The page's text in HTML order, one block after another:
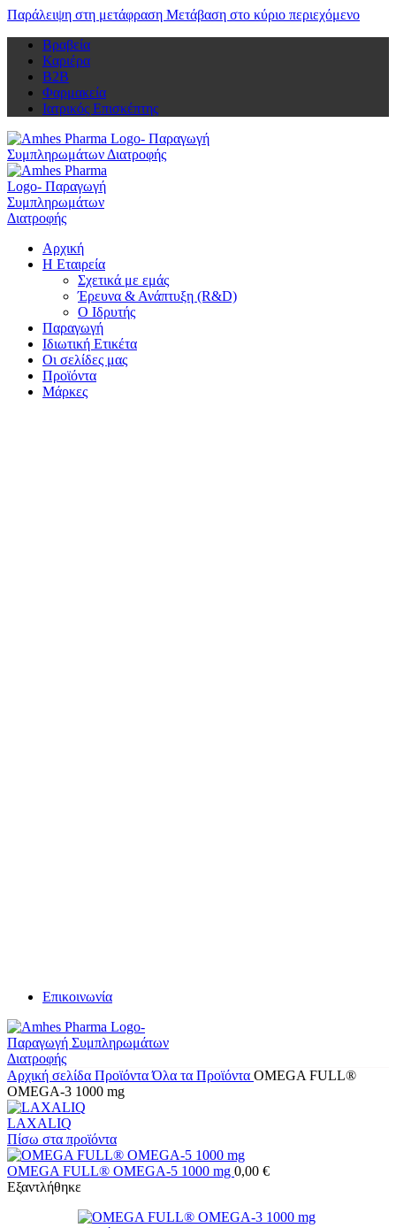
Παράλειψη στη μετάφραση Μετάβαση στο κύριο περιεχόμενο
Βραβεία
Καριέρα
Β2Β
Φαρμακεία
Ιατρικός Επισκέπτης
Αρχική
Η Εταιρεία
Σχετικά με εμάς
Έρευνα & Ανάπτυξη (R&D)
Ο Ιδρυτής
Παραγωγή
Ιδιωτική Ετικέτα
Οι σελίδες μας
Προϊόντα
Μάρκες
Επικοινωνία
Αρχική σελίδα ΠροϊόνταΌλα τα Προϊόντα OMEGA FULL®
OMEGA-3 1000 mg
LAXALIQ
Πίσω στα προϊόντα
OMEGA FULL® OMEGA-5 1000 mg 0,00 €
Εξαντλήθηκε